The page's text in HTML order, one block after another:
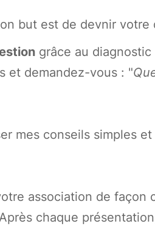
but est de devnir votre
grâce au
et demandez-vous : "
mes conseils simples
association de façon
chaque